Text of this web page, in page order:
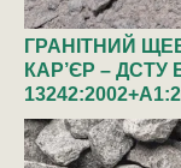
ГРАНІТНИЙ
КАР’ЄР – ДСТУ